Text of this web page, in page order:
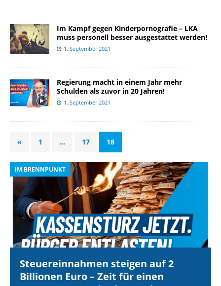
Im Kampf gegen Kinderpornografie – LKA
muss personell besser ausgestattet werden!
1. September 2021
Regierung macht in einem Jahr mehr
Schulden als zuvor in 20 Jahren!
1. September 2021
« 1 … 17 18
IM BRENNPUNKT
Steuereinnahmen steigen auf 2
Billionen Euro – Zeit für einen